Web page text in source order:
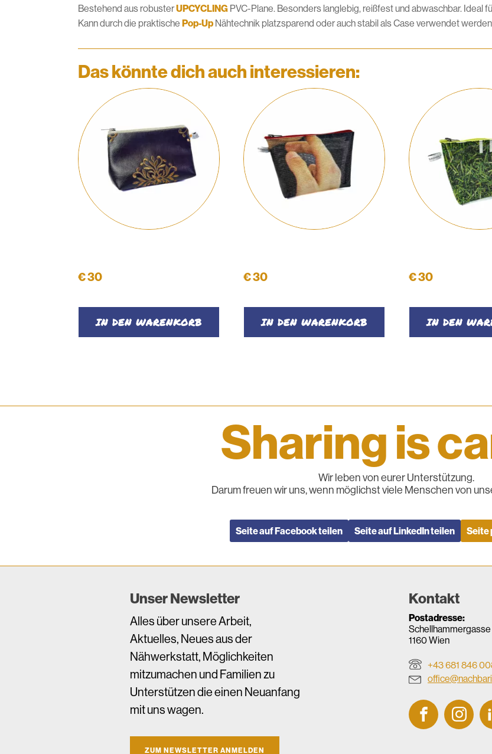
Bestehend aus robusterUPCYCLING PVC-Plane. Besonders langlebig, reißfest und abwaschbar. Ideal
Kann durch die praktische Pop-UpNähtechnik platzsparend oder auch stabil als Case verwendet
Das könnte dich auch interessieren:
€30
IN DEN WARENKORB
€30
IN DEN WARENKORB
€30
IN DEN
Sharing is
Wir leben von eurer Unterstützung.
Darum freuen wir uns, wenn möglichst viele Menschen von
Seite auf Facebook teilen Seite auf LinkedIn teilen Seite
Unser Newsletter
Alles über unsere Arbeit,
Aktuelles, Neues aus der
Nähwerkstatt, Möglichkeiten
mitzumachen und Familien zu
Unterstützen die einen Neuanfang
mit uns wagen.
ZUM NEWSLETTER ANMELDEN
Kontakt
Postadresse:
1160 Wien
+43 681 846